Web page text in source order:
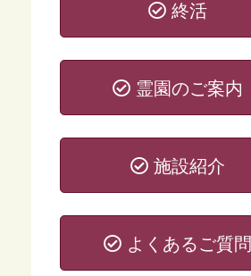
終活
霊園のご案内
施設紹介
よくあるご質問